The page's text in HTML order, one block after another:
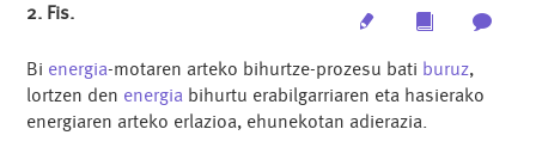
Multimedia
2. Fis.
Bi energia-motaren arteko bihurtze-prozesu bati buruz,
lortzen den energia bihurtu erabilgarriaren eta hasierako
energiaren arteko erlazioa, ehunekotan adierazia.